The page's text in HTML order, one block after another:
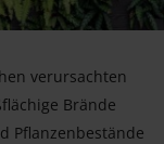
verursachten
Brände
Pflanzenbestände